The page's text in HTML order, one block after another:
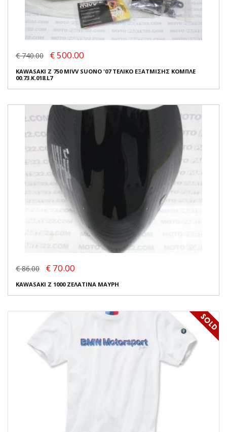
€ 740.00 € 500.00
KAWASAKI Z 750 MIVV SUONO '07 ΤΕΛΙΚΟ ΕΞΑΤΜΙΣΗΣ ΚΟΜΠΛΕ
00.73.K.018.L7
€ 86.00 € 70.00
KAWASAKI Z 1000 ΖΕΛΑΤΙΝΑ ΜΑΥΡΗ